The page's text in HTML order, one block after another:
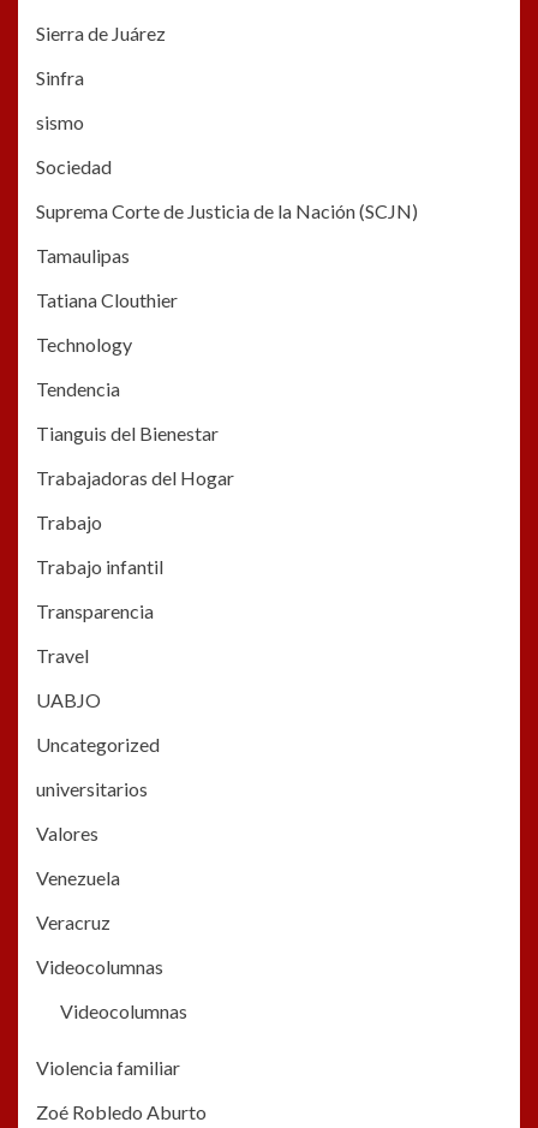
Sierra de Juárez
Sinfra
sismo
Sociedad
Suprema Corte de Justicia de la Nación (SCJN)
Tamaulipas
Tatiana Clouthier
Technology
Tendencia
Tianguis del Bienestar
Trabajadoras del Hogar
Trabajo
Trabajo infantil
Transparencia
Travel
UABJO
Uncategorized
universitarios
Valores
Venezuela
Veracruz
Videocolumnas
Videocolumnas
Violencia familiar
Zoé Robledo Aburto